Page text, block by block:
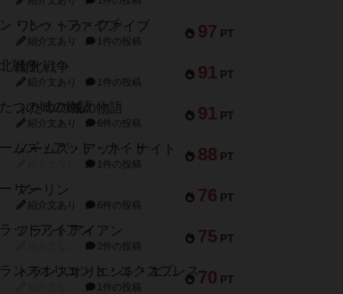
97 PT
ワン・トゥ・ファイブ
紹介文あり 1件の投稿
91 PT
南北戦争
紹介文あり 1件の投稿
91 PT
ふたつの城の物語
紹介文あり 6件の投稿
88 PT
ノームズ・アット・ナイト
1件の投稿
76 PT
マーリン
紹介文あり 6件の投稿
75 PT
フラットアイアン
2件の投稿
70 PT
トランスオリエント・エクスプレス
1件の投稿